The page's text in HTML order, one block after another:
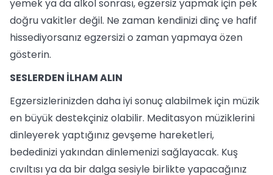
yemek ya da alkol sonrası, egzersiz yapmak için pek
doğru vakitler değil. Ne zaman kendinizi dinç ve hafif
hissediyorsanız egzersizi o zaman yapmaya özen
gösterin.
SESLERDEN İLHAM ALIN
Egzersizlerinizden daha iyi sonuç alabilmek için müzik
en büyük destekçiniz olabilir. Meditasyon müziklerini
dinleyerek yaptığınız gevşeme hareketleri,
bededinizi yakından dinlemenizi sağlayacak. Kuş
cıvıltısı ya da bir dalga sesiyle birlikte yapacağınız